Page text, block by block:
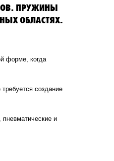
ПРУЖИНЫ
ОБЛАСТЯХ.
форме, когда
создание
и